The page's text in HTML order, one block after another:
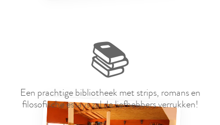
📚
Een prachtige bibliotheek met strips, romans en
filosofische essays zal de liefhebbers verrukken!